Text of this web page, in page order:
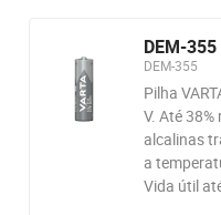
DEM-355
DEM-355
Pilha
V. Até
alcalinas
a
Vida útil